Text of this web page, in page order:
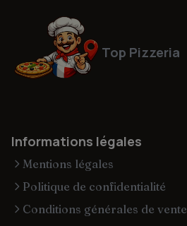
Top Pizzeria
Informations légales
Mentions légales
Politique de confidentialité
Conditions générales de vente